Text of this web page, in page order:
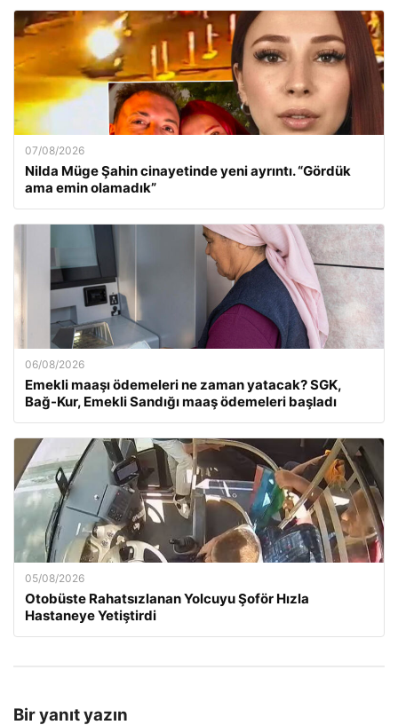
07/08/2026
Nilda Müge Şahin cinayetinde yeni ayrıntı. “Gördük
ama emin olamadık”
06/08/2026
Emekli maaşı ödemeleri ne zaman yatacak? SGK,
Bağ-Kur, Emekli Sandığı maaş ödemeleri başladı
05/08/2026
Otobüste Rahatsızlanan Yolcuyu Şoför Hızla
Hastaneye Yetiştirdi
Bir yanıt yazın